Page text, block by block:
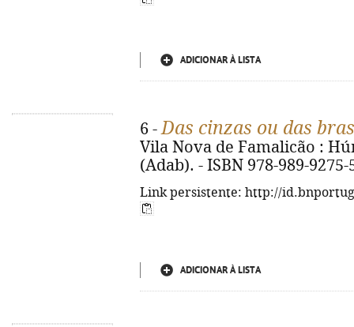
ADICIONAR À LISTA
6 -Das cinzas ou das
Vila Nova de Famalicão :
(Adab). - ISBN 978-989-9275-
Link persistente: http://
ADICIONAR À LISTA